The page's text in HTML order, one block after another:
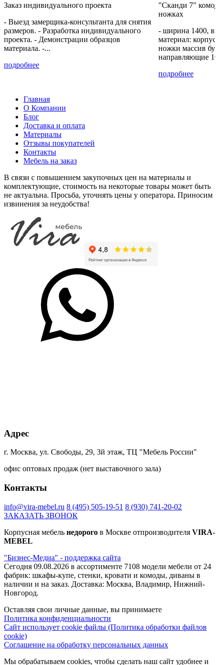
Заказ индивидуального проекта
- Выезд замерщика-консультанта для снятия
размеров. - Разработка индивидуального
проекта. - Демонстрации образцов
материала. -...
подробнее
"Сканди 7"
ножках
- ширина 1400,
материал:
ножки массив
направляющие
подробнее
Главная
О Компании
Блог
Доставка и оплата
Материалы
Отзывы покупателей
Контакты
Мебель на заказ
В связи с повышением закупочных цен на материалы и
комплектующие, стоимость на некоторые товары может быть
не актуальна. Просьба, уточнять цены у оператора. Приносим
извинения за неудобства!
Адрес
г. Москва, ул. Свободы, 29, 3й этаж, ТЦ "Мебель России"
офис оптовых продаж (нет выставочного зала)
Контакты
info@vira-mebel.ru 8 (495) 505-19-51 8 (930) 741-20-02
ЗАКАЗАТЬ ЗВОНОК
Корпусная мебель недорого в Москве отпроизводителя VIRA-
MEBEL
"Бизнес-Медиа" - поддержка сайта
Сегодня 09.08.2026 в ассортименте 7108 модели мебели от 24
фабрик: шкафы-купе, стенки, кровати и комоды, диваны в
наличии и на заказ. Доставка: Москва, Владимир, Нижний-
Новгород.
Оставляя свои личные данные, вы принимаете
Политика конфиденциальности
Сайт использует cookie файлы (Политика обработки файлов
cookie)
Соглашение на обработку персональных данных
Мы обрабатываем cookies, чтобы сделать наш сайт удобнее и